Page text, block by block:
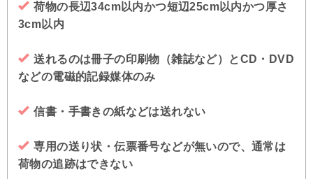
荷物の長辺34cm以内かつ短辺25cm以内かつ厚さ
3cm以内
送れるのは冊子の印刷物（雑誌など）とCD・DVD
などの電磁的記録媒体のみ
信書・手書きの紙などは送れない
専用の送り状・伝票番号などが無いので、通常は
荷物の追跡はできない